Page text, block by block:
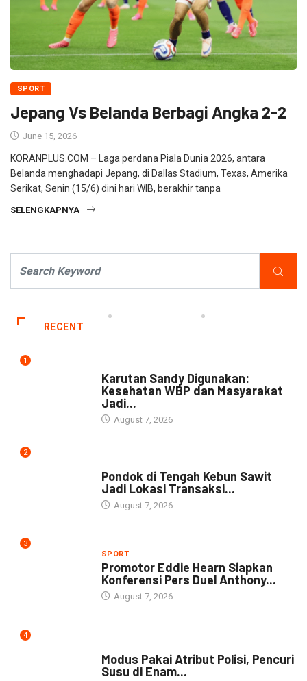
SPORT
Jepang Vs Belanda Berbagi Angka 2-2
June 15, 2026
KORANPLUS.COM – Laga perdana Piala Dunia 2026, antara
Belanda menghadapi Jepang, di Dallas Stadium, Texas, Amerika
Serikat, Senin (15/6) dini hari WIB, berakhir tanpa
SELENGKAPNYA
RECENT
1
Karutan Sandy Digunakan:
Kesehatan WBP dan Masyarakat
Jadi...
August 7, 2026
2
Pondok di Tengah Kebun Sawit
Jadi Lokasi Transaksi...
August 7, 2026
3
SPORT
Promotor Eddie Hearn Siapkan
Konferensi Pers Duel Anthony...
August 7, 2026
4
Modus Pakai Atribut Polisi, Pencuri
Susu di Enam...